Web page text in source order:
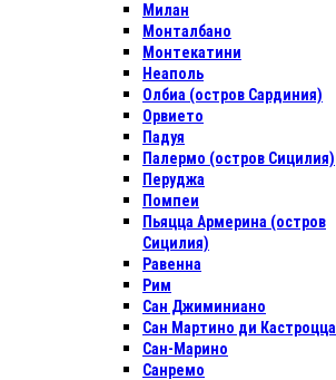
Милан
Монталбано
Монтекатини
Неаполь
Олбиа (остров Сардиния)
Орвието
Падуя
Палермо (остров Сицилия)
Перуджа
Помпеи
Пьяцца Армерина (остров
Сицилия)
Равенна
Рим
Сан Джиминиано
Сан Мартино ди Кастроцца
Сан-Марино
Санремо